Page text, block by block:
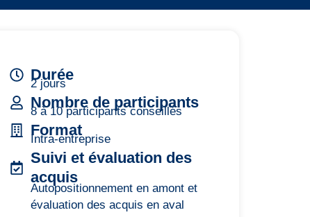
Durée
2 jours
Nombre de participants
8 à 10 participants conseillés
Format
Intra-entreprise
Suivi et évaluation des
acquis
Autopositionnement en amont et
évaluation des acquis en aval